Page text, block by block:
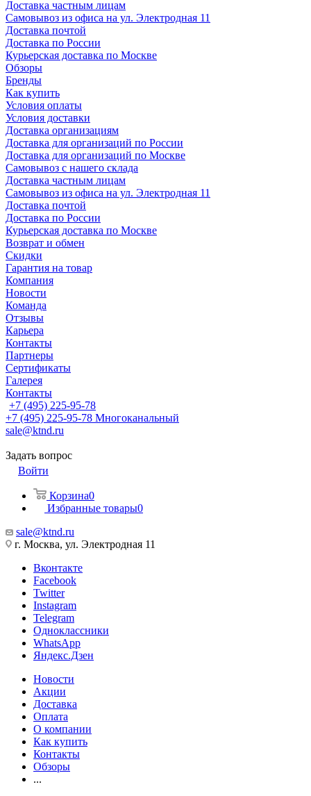
Доставка частным лицам
Самовывоз из офиса на ул. Электродная 11
Доставка почтой
Доставка по России
Курьерская доставка по Москве
Обзоры
Бренды
Как купить
Условия оплаты
Условия доставки
Доставка организациям
Доставка для организаций по России
Доставка для организаций по Москве
Самовывоз с нашего склада
Доставка частным лицам
Самовывоз из офиса на ул. Электродная 11
Доставка почтой
Доставка по России
Курьерская доставка по Москве
Возврат и обмен
Скидки
Гарантия на товар
Компания
Новости
Команда
Отзывы
Карьера
Контакты
Партнеры
Сертификаты
Галерея
Контакты
+7 (495) 225-95-78
+7 (495) 225-95-78 Многоканальный
sale@ktnd.ru
Задать вопрос
Войти
Корзина0
Избранные товары0
sale@ktnd.ru
г. Москва, ул. Электродная 11
Вконтакте
Facebook
Twitter
Instagram
Telegram
Одноклассники
WhatsApp
Яндекс.Дзен
Новости
Акции
Доставка
Оплата
О компании
Как купить
Контакты
Обзоры
...